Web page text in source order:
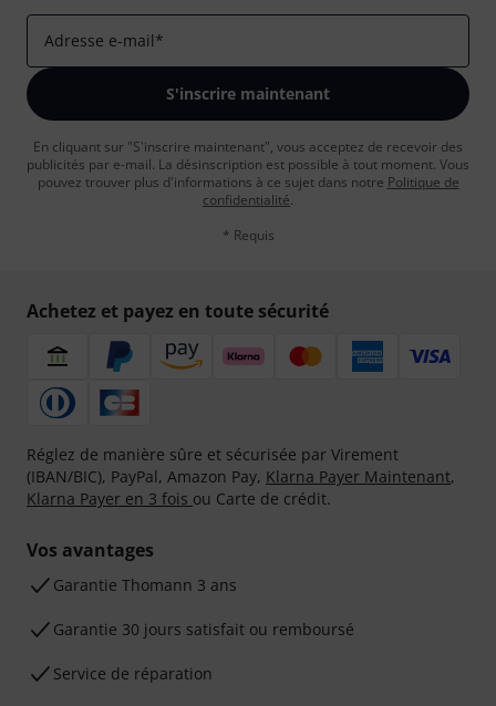
Adresse e-mail*
S'inscrire maintenant
En cliquant sur "S'inscrire maintenant", vous acceptez de recevoir des
publicités par e-mail. La désinscription est possible à tout moment. Vous
pouvez trouver plus d'informations à ce sujet dans notre Politique de
confidentialité.
* Requis
Achetez et payez en toute sécurité
Réglez de manière sûre et sécurisée par Virement
(IBAN/BIC), PayPal, Amazon Pay, Klarna Payer Maintenant,
Klarna Payer en 3 fois ou Carte de crédit.
Vos avantages
Ga­ran­tie Thomann 3 ans
Garantie 30 jours satisfait ou remboursé
Service de réparation